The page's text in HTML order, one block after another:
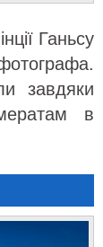
Ганьсу
завдяки
в